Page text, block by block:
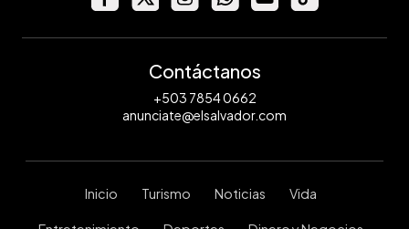
Contáctanos
+503 7854 0662
anunciate@elsalvador.com
Inicio Turismo Noticias Vida